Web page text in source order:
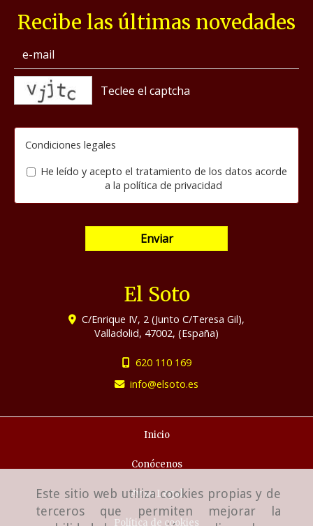
Este sitio web utiliza cookies propias y de
terceros que permiten mejorar la
Recibe las últimas novedades
Condiciones legales
He leído y acepto el tratamiento de los datos acorde
a la política de privacidad
Enviar
El Soto
C/Enrique IV, 2 (Junto C/Teresa Gil),
Valladolid, 47002, (España)
620 110 169
info
elsoto.es
Inicio
Conócenos
Aviso Legal
Política de cookies